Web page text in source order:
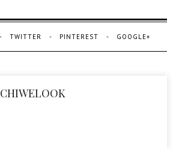
TWITTER PINTEREST GOOGLE+
CHIWELOOK